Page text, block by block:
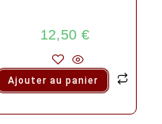
12,50 €
Ajouter au panier